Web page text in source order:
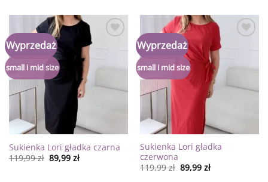
Wyprzedaż
small i mid size
życzeń
Sukienka Lori gładka czarna
119,99zł 89,99 zł
Wyprzedaż
small i mid size
życzeń
Sukienka Lori gładka
czerwona
119,99zł 89,99 zł